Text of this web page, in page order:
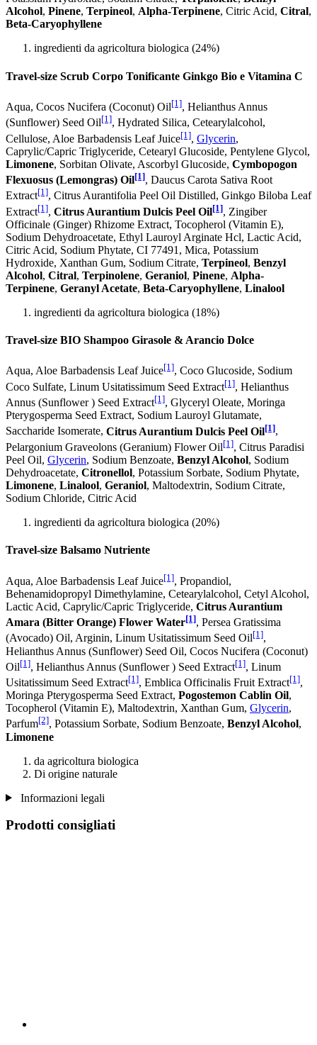
Alcohol, Pinene, Terpineol, Alpha-Terpinene, Citric Acid, Citral,
Beta-Caryophyllene
ingredienti da agricoltura biologica (24%)
Travel-size Scrub Corpo Tonificante Ginkgo Bio e Vitamina C
Aqua, Cocos Nucifera (Coconut) Oil[1], Helianthus Annus
(Sunflower) Seed Oil[1], Hydrated Silica, Cetearylalcohol,
Cellulose, Aloe Barbadensis Leaf Juice[1], Glycerin,
Caprylic/Capric Triglyceride, Cetearyl Glucoside, Pentylene Glycol,
Limonene, Sorbitan Olivate, Ascorbyl Glucoside, Cymbopogon
Flexuosus (Lemongras) Oil[1], Daucus Carota Sativa Root
Extract[1], Citrus Aurantifolia Peel Oil Distilled, Ginkgo Biloba Leaf
Extract[1], Citrus Aurantium Dulcis Peel Oil[1], Zingiber
Officinale (Ginger) Rhizome Extract, Tocopherol (Vitamin E),
Sodium Dehydroacetate, Ethyl Lauroyl Arginate Hcl, Lactic Acid,
Citric Acid, Sodium Phytate, CI 77491, Mica, Potassium
Hydroxide, Xanthan Gum, Sodium Citrate, Terpineol, Benzyl
Alcohol, Citral, Terpinolene, Geraniol, Pinene, Alpha-
Terpinene, Geranyl Acetate, Beta-Caryophyllene, Linalool
ingredienti da agricoltura biologica (18%)
Travel-size BIO Shampoo Girasole & Arancio Dolce
Aqua, Aloe Barbadensis Leaf Juice[1], Coco Glucoside, Sodium
Coco­ Sulfate, Linum Usitatissimum Seed Extract[1], Helianthus
Annus (Sunflower ) Seed Extract[1], Glyceryl Oleate, Moringa
Pterygosperma Seed Extract, Sodium Lauroyl Glutamate,
Saccharide Isomerate, Citrus Aurantium Dulcis Peel Oil[1],
Pelargonium Graveolons (Geranium) Flower Oil[1], Citrus Paradisi
Peel Oil, Glycerin, Sodium Benzoate, Benzyl Alcohol, Sodium
Dehydroacetate, Citronellol, Potassium Sorbate, Sodium Phytate,
Limonene, Linalool, Geraniol, Maltodextrin, Sodium Citrate,
Sodium Chloride, Citric Acid
ingredienti da agricoltura biologica (20%)
Travel-size Balsamo Nutriente
Aqua, Aloe Barbadensis Leaf Juice[1], Propandiol,
Behenamidopropyl Dimethylamine, Cetearylalcohol, Cetyl Alcohol,
Lactic Acid, Caprylic/Capric Triglyceride, Citrus Aurantium
Amara (Bitter Orange) Flower Water[1], Persea Gratissima
(Avocado) Oil, Arginin, Linum Usitatissimum Seed Oil[1],
Helianthus Annus (Sunflower) Seed Oil, Cocos Nucifera (Coconut)
Oil[1], Helianthus Annus (Sunflower ) Seed Extract[1], Linum
Usitatissimum Seed Extract[1], Emblica Officinalis Fruit Extract[1],
Moringa Pterygosperma Seed Extract, Pogostemon Cablin Oil,
Tocopherol (Vitamin E), Maltodextrin, Xanthan Gum, Glycerin,
Parfum[2], Potassium Sorbate, Sodium Benzoate, Benzyl Alcohol,
Limonene
da agricoltura biologica
Di origine naturale
Informazioni legali
Prodotti consigliati